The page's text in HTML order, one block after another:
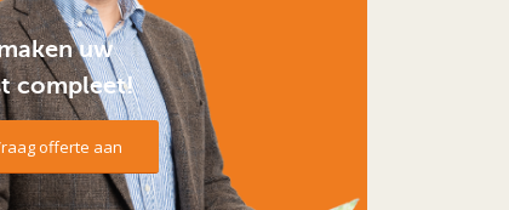
uw
compleet!
offerte aan